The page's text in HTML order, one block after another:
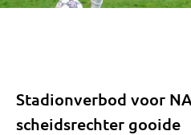
Stadionverbod voor
scheidsrechter gooide